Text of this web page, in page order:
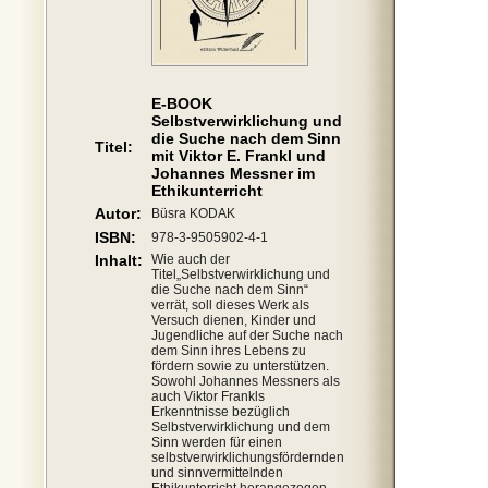
Titel:
E-BOOK
Selbstverwirklichung und
die Suche nach dem Sinn
mit Viktor E. Frankl und
Johannes Messner im
Ethikunterricht
Autor:
Büsra KODAK
ISBN: 978-3-9505902-4-1
Inhalt:
Wie auch der
Titel„Selbstverwirklichung und
die Suche nach dem Sinn“
verrät, soll dieses Werk als
Versuch dienen, Kinder und
Jugendliche auf der Suche nach
dem Sinn ihres Lebens zu
fördern sowie zu unterstützen.
Sowohl Johannes Messners als
auch Viktor Frankls
Erkenntnisse bezüglich
Selbstverwirklichung und dem
Sinn werden für einen
selbstverwirklichungsfördernden
und sinnvermittelnden